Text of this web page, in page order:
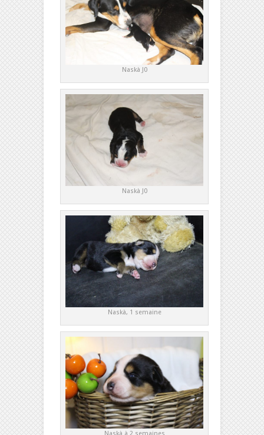
Naskà J0
Naskà J0
Naskà, 1 semaine